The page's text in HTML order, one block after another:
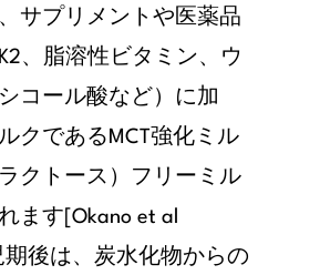
サプリメントや医薬品
、脂溶性ビタミン、ウ
コール酸など）に加
クであるMCT強化ミル
クトース）フリーミル
ます[Okano et al
期後は、炭水化物からの